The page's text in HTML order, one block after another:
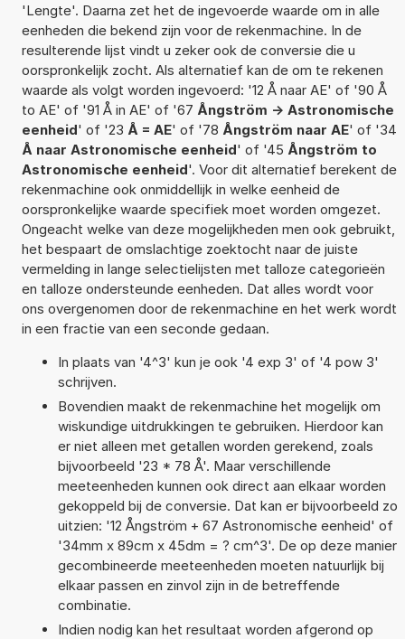
'Lengte'. Daarna zet het de ingevoerde waarde om in alle
eenheden die bekend zijn voor de rekenmachine. In de
resulterende lijst vindt u zeker ook de conversie die u
oorspronkelijk zocht. Als alternatief kan de om te rekenen
waarde als volgt worden ingevoerd: '12 Å naar AE' of '90 Å
to AE' of '91 Å in AE' of '67 Ångström -> Astronomische
eenheid' of '23 Å = AE' of '78 Ångström naar AE' of '34
Å naar Astronomische eenheid' of '45 Ångström to
Astronomische eenheid'. Voor dit alternatief berekent de
rekenmachine ook onmiddellijk in welke eenheid de
oorspronkelijke waarde specifiek moet worden omgezet.
Ongeacht welke van deze mogelijkheden men ook gebruikt,
het bespaart de omslachtige zoektocht naar de juiste
vermelding in lange selectielijsten met talloze categorieën
en talloze ondersteunde eenheden. Dat alles wordt voor
ons overgenomen door de rekenmachine en het werk wordt
in een fractie van een seconde gedaan.
In plaats van '4^3' kun je ook '4 exp 3' of '4 pow 3'
schrijven.
Bovendien maakt de rekenmachine het mogelijk om
wiskundige uitdrukkingen te gebruiken. Hierdoor kan
er niet alleen met getallen worden gerekend, zoals
bijvoorbeeld '23 * 78 Å'. Maar verschillende
meeteenheden kunnen ook direct aan elkaar worden
gekoppeld bij de conversie. Dat kan er bijvoorbeeld zo
uitzien: '12 Ångström + 67 Astronomische eenheid' of
'34mm x 89cm x 45dm = ? cm^3'. De op deze manier
gecombineerde meeteenheden moeten natuurlijk bij
elkaar passen en zinvol zijn in de betreffende
combinatie.
Indien nodig kan het resultaat worden afgerond op